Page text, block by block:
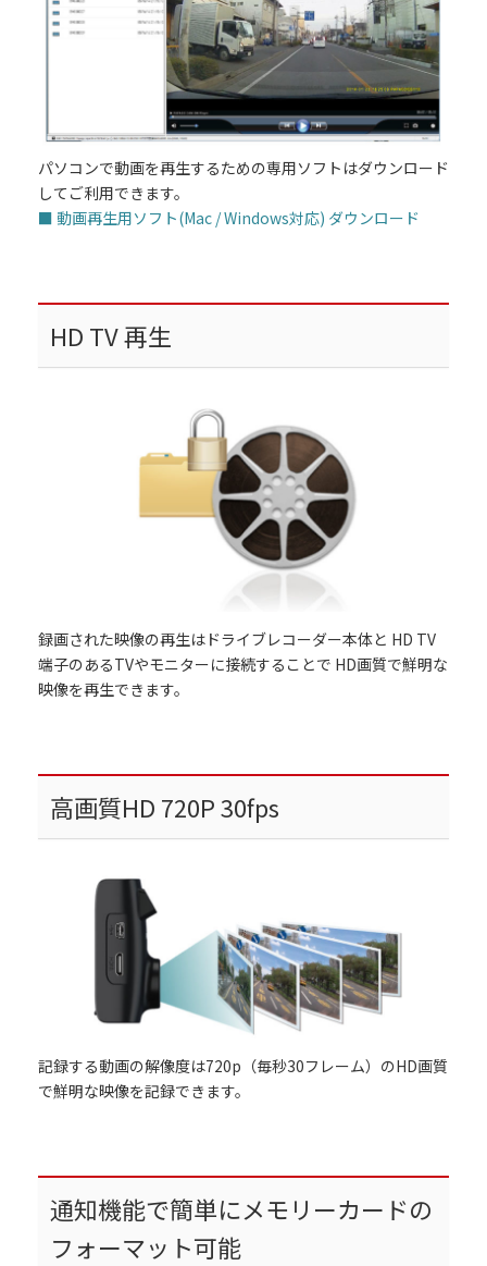
パソコンで動画を再生するための専用ソフトはダウンロード
してご利用できます。
■ 動画再生用ソフト(Mac / Windows対応) ダウンロード
HD TV 再生
録画された映像の再生はドライブレコーダー本体と HD TV
端子のあるTVやモニターに接続することで HD画質で鮮明な
映像を再生できます。
高画質HD 720P 30fps
記録する動画の解像度は720p（毎秒30フレーム）のHD画質
で鮮明な映像を記録できます。
通知機能で簡単にメモリーカードの
フォーマット可能